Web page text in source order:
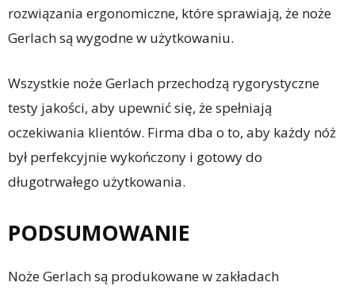
rozwiązania ergonomiczne, które sprawiają, że noże
Gerlach są wygodne w użytkowaniu.
Wszystkie noże Gerlach przechodzą rygorystyczne
testy jakości, aby upewnić się, że spełniają
oczekiwania klientów. Firma dba o to, aby każdy nóż
był perfekcyjnie wykończony i gotowy do
długotrwałego użytkowania.
PODSUMOWANIE
Noże Gerlach są produkowane w zakładach